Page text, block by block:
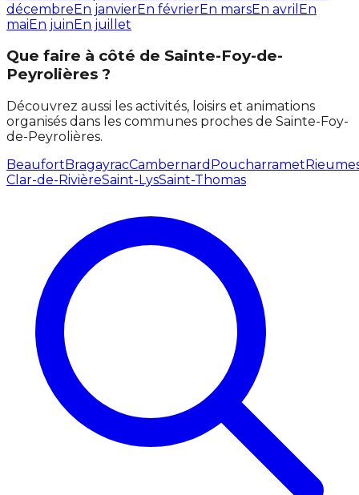
décembreEn janvierEn févrierEn marsEn avril En
maiEn juinEn juillet
Que faire à côté de Sainte-Foy-de-
Peyrolières ?
Découvrez aussi les activités, loisirs et animations
organisés dans les communes proches de Sainte-Foy-
de-Peyrolières.
BeaufortBragayracCambernard Poucharramet
Clar-de-RivièreSaint-LysSaint-Thomas